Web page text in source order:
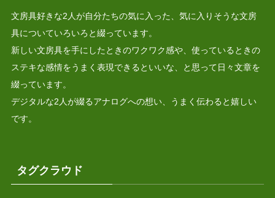
文房具好きな2人が自分たちの気に入った、気に入りそうな文房
具についていろいろと綴っています。
新しい文房具を手にしたときのワクワク感や、使っているときの
ステキな感情をうまく表現できるといいな、と思って日々文章を
綴っています。
デジタルな2人が綴るアナログへの想い、うまく伝わると嬉しい
です。
タグクラウド